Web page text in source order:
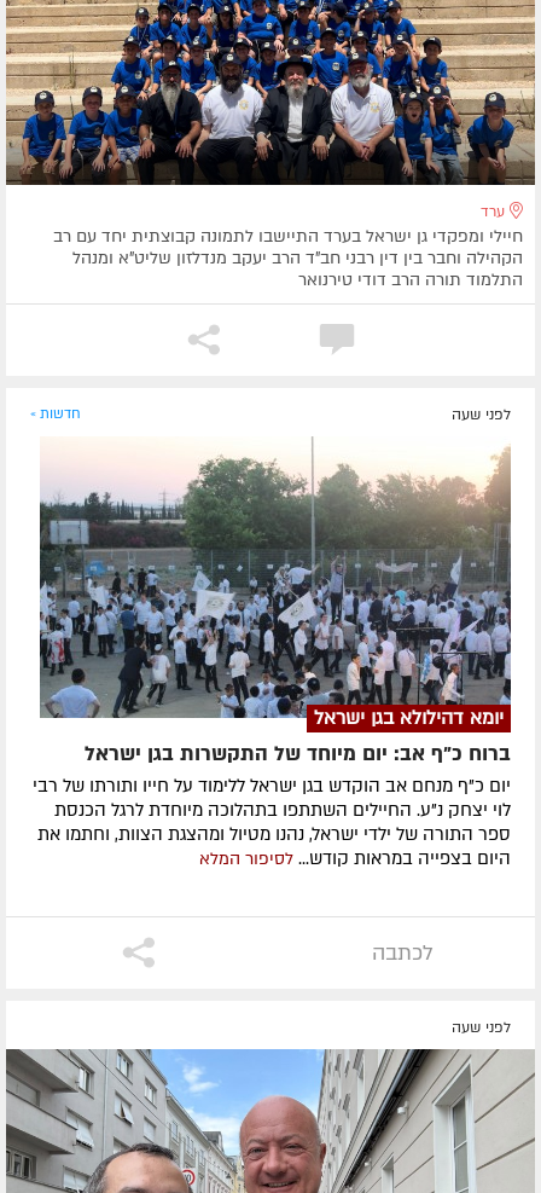
ערד
חיילי ומפקדי גן ישראל בערד התיישבו לתמונה קבוצתית יחד עם רב
הקהילה וחבר בין דין רבני חב"ד הרב יעקב מנדלזון שליט"א ומנהל
התלמוד תורה הרב דודי טירנואר
לפני שעה חדשות »
יומא דהילולא בגן ישראל
ברוח כ"ף אב: יום מיוחד של התקשרות בגן ישראל
יום כ"ף מנחם אב הוקדש בגן ישראל ללימוד על חייו ותורתו של רבי
לוי יצחק נ"ע. החיילים השתתפו בתהלוכה מיוחדת לרגל הכנסת
ספר התורה של ילדי ישראל, נהנו מטיול ומהצגת הצוות, וחתמו את
היום בצפייה במראות קודש... לסיפור המלא
לכתבה
לפני שעה